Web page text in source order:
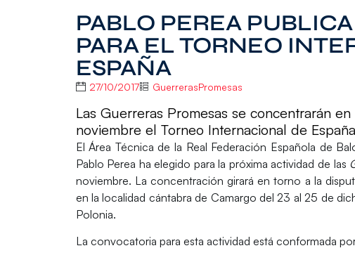
PABLO PEREA
PARA EL TORNEO
ESPAÑA
27/10/2017 GuerrerasPromesas
Las Guerreras Promesas se concentrarán
noviembre el Torneo Internacional de
ElÁrea Técnica de la Real Federación Española de
Pablo Perea ha elegido para la próxima actividad de las
noviembre. La concentración girará en torno a la
en la localidad cántabra de Camargo del 23 al 25 de
Polonia.
La convocatoria para esta actividad está conformada